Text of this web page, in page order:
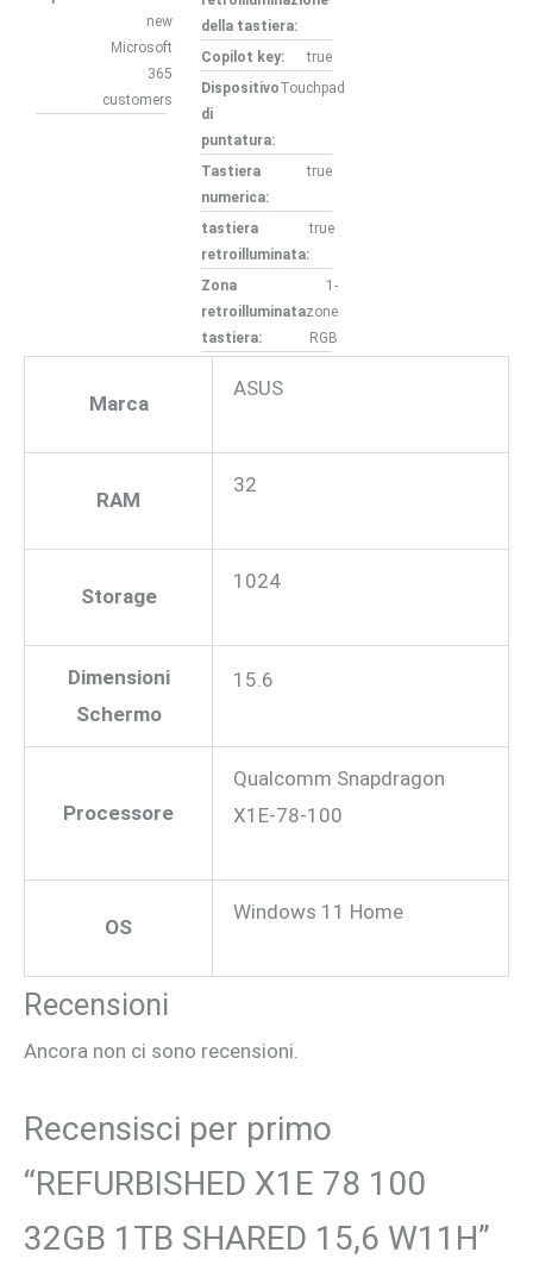
new
Microsoft
365
customers
della tastiera:
Copilot key:
true
Dispositivo
di
puntatura:
Touchpad
Tastiera
numerica:
true
tastiera
retroilluminata:
true
Zona
retroilluminata
tastiera:
1-
zone
RGB
Marca
ASUS
RAM
32
Storage
1024
Dimensioni
Schermo
15.6
Processore
Qualcomm Snapdragon
X1E-78-100
OS
Windows 11 Home
Recensioni
Ancora non ci sono recensioni.
Recensisci per primo
“REFURBISHED X1E 78 100
32GB 1TB SHARED 15,6 W11H”